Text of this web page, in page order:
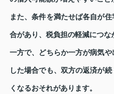
また、条件を満たせば各自が
合があり、税負担の軽減につな
一方で、どちらか一方が病気
した場合でも、双方の返済が
くなるおそれがあります。